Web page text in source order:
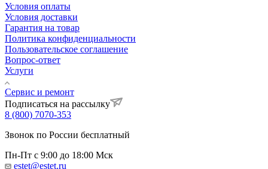
Условия оплаты
Условия доставки
Гарантия на товар
Политика конфиденциальности
Пользовательское соглашение
Вопрос-ответ
Услуги
Сервис и ремонт
Подписаться на рассылку
8 (800) 7070-353
Звонок по России бесплатный
Пн-Пт с 9:00 до 18:00 Мск
estet@estet.ru